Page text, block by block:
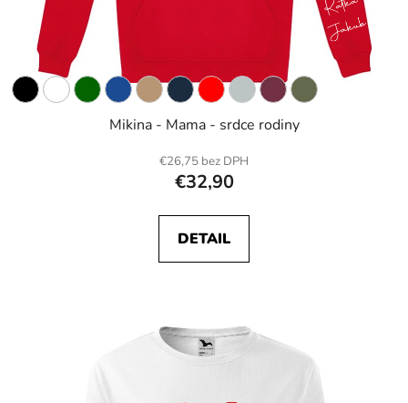
Mikina - Mama - srdce rodiny
€26,75 bez DPH
€32,90
DETAIL